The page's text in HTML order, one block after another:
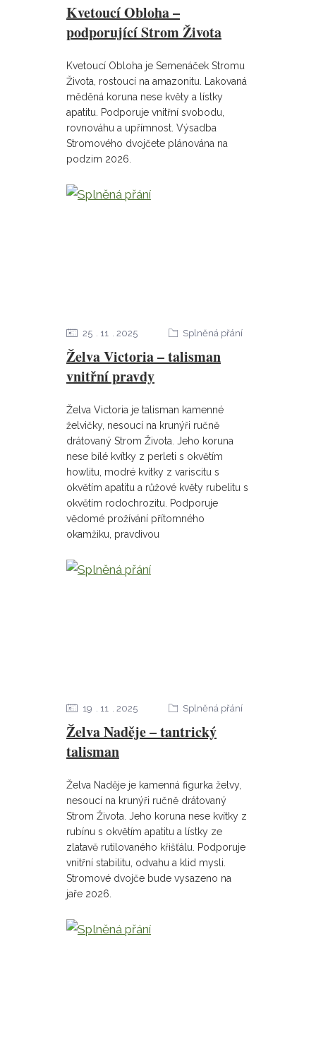
Kvetoucí Obloha –
podporující Strom Života
Kvetoucí Obloha je Semenáček Stromu
Života, rostoucí na amazonitu. Lakovaná
měděná koruna nese květy a lístky
apatitu. Podporuje vnitřní svobodu,
rovnováhu a upřímnost. Výsadba
Stromového dvojčete plánována na
podzim 2026.
Želva Victoria – talisman
vnitřní pravdy
25 11 2025 Splněná přání
Želva Victoria je talisman kamenné
želvičky, nesoucí na krunýři ručně
drátovaný Strom Života. Jeho koruna
nese bílé kvítky z perleti s okvětím
howlitu, modré kvítky z variscitu s
okvětím apatitu a růžové květy rubelitu s
okvětím rodochrozitu. Podporuje
vědomé prožívání přítomného
okamžiku, pravdivou
Želva Naděje – tantrický
talisman
19 11 2025 Splněná přání
Želva Naděje je kamenná figurka želvy,
nesoucí na krunýři ručně drátovaný
Strom Života. Jeho koruna nese kvítky z
rubínu s okvětím apatitu a lístky ze
zlatavě rutilovaného křišťálu. Podporuje
vnitřní stabilitu, odvahu a klid mysli.
Stromové dvojče bude vysazeno na
jaře 2026.